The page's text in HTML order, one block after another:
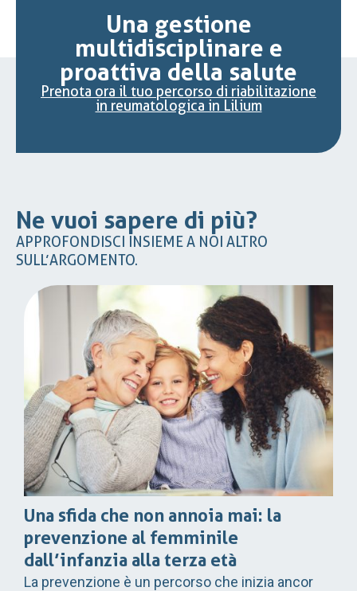
Una gestione
multidisciplinare e
proattiva della salute
Prenota ora il tuo percorso di riabilitazione
in reumatologica in Lilium
Ne vuoi sapere di più?
APPROFONDISCI INSIEME A NOI ALTRO
SULL’ARGOMENTO.
Una sfida che non annoia mai: la
prevenzione al femminile
dall’infanzia alla terza età
La prevenzione è un percorso che inizia ancor